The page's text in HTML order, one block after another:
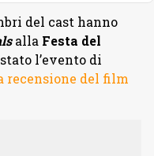
del cast hanno
alla Festa del
l’evento di
recensione del film